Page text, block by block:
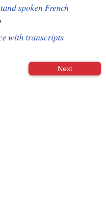
spoken French
with transcripts
Next